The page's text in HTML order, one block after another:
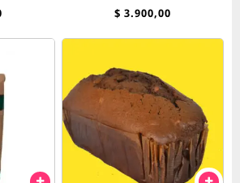
Caldiet x 10 sobres
$ 3.900,00